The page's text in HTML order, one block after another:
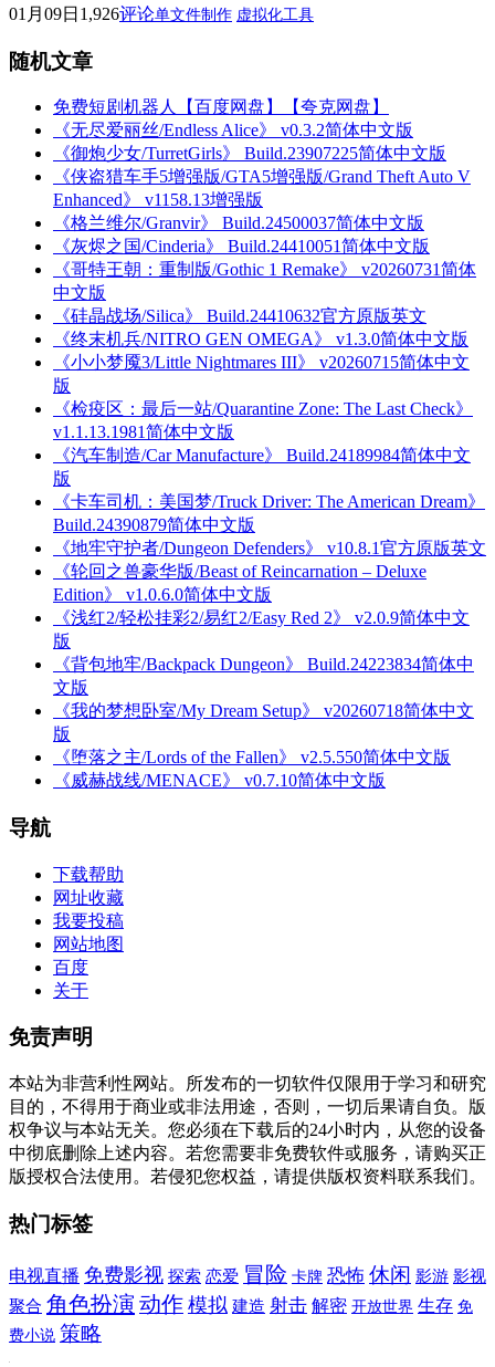
01月09日 1,926评论单文件制作 虚拟化工具
随机文章
免费短剧机器人【百度网盘】【夸克网盘】
《无尽爱丽丝/Endless Alice》 v0.3.2简体中文版
《御炮少女/TurretGirls》 Build.23907225简体中文版
《侠盗猎车手5增强版/GTA5增强版/Grand Theft Auto V
Enhanced》 v1158.13增强版
《格兰维尔/Granvir》 Build.24500037简体中文版
《灰烬之国/Cinderia》 Build.24410051简体中文版
《哥特王朝：重制版/Gothic 1 Remake》 v20260731简体
中文版
《硅晶战场/Silica》 Build.24410632官方原版英文
《终末机兵/NITRO GEN OMEGA》 v1.3.0简体中文版
《小小梦魇3/Little Nightmares III》 v20260715简体中文
版
《检疫区：最后一站/Quarantine Zone: The Last Check》
v1.1.13.1981简体中文版
《汽车制造/Car Manufacture》 Build.24189984简体中文
版
《卡车司机：美国梦/Truck Driver: The American Dream》
Build.24390879简体中文版
《地牢守护者/Dungeon Defenders》 v10.8.1官方原版英文
《轮回之兽豪华版/Beast of Reincarnation – Deluxe
Edition》 v1.0.6.0简体中文版
《浅红2/轻松挂彩2/易红2/Easy Red 2》 v2.0.9简体中文
版
《背包地牢/Backpack Dungeon》 Build.24223834简体中
文版
《我的梦想卧室/My Dream Setup》 v20260718简体中文
版
《堕落之主/Lords of the Fallen》 v2.5.550简体中文版
《威赫战线/MENACE》 v0.7.10简体中文版
导航
下载帮助
网址收藏
我要投稿
网站地图
百度
关于
免责声明
本站为非营利性网站。所发布的一切软件仅限用于学习和研究
目的，不得用于商业或非法用途，否则，一切后果请自负。版
权争议与本站无关。您必须在下载后的24小时内，从您的设备
中彻底删除上述内容。若您需要非免费软件或服务，请购买正
版授权合法使用。若侵犯您权益，请提供版权资料联系我们。
热门标签
电视直播 免费影视 探索 恋爱 冒险 卡牌 恐怖 休闲 影游 影视
聚合 角色扮演 动作 模拟 建造 射击 解密 开放世界 生存 免
费小说 策略